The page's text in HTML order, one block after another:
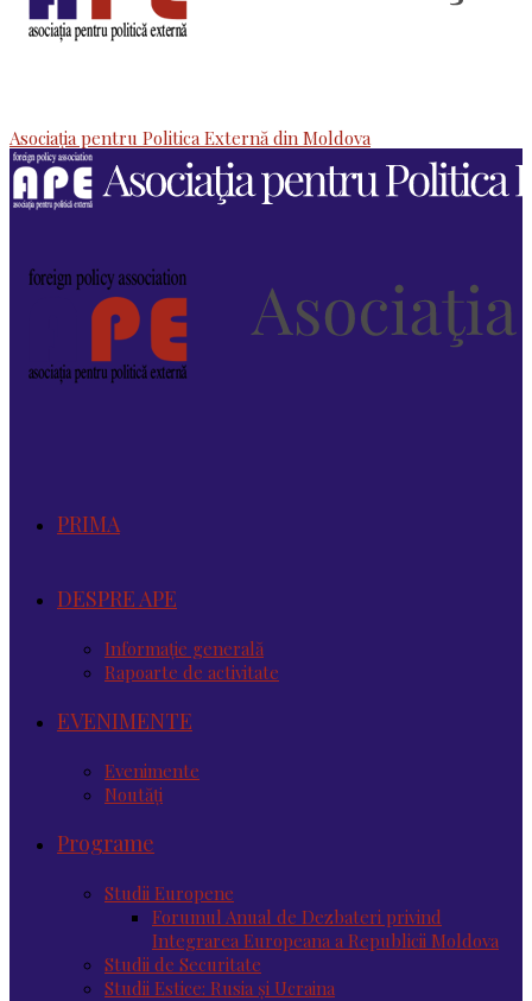
Asociaţia pentru Politica Externă din Moldova
PRIMA
DESPRE APE
Informație generală
Rapoarte de activitate
EVENIMENTE
Evenimente
Noutăţi
Programe
Studii Europene
Forumul Anual de Dezbateri privind
Integrarea Europeana a Republicii Moldova
Studii de Securitate
Studii Estice: Rusia și Ucraina